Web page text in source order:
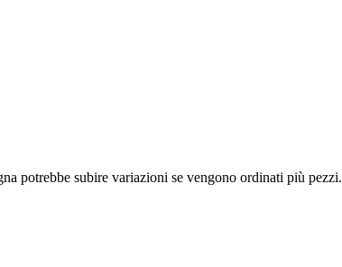
potrebbe subire variazioni se vengono ordinati più pezzi.